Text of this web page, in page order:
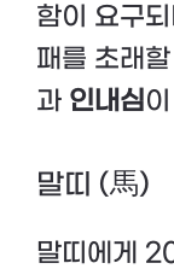
함이 요구
패를 초래
과 인내심
말띠 (馬)
말띠에게